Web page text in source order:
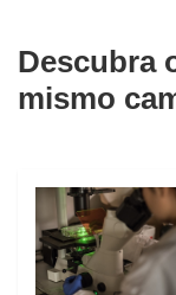
Descubra
mismo